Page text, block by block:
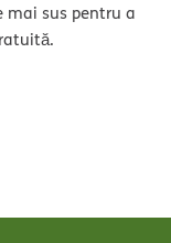
mai sus pentru a